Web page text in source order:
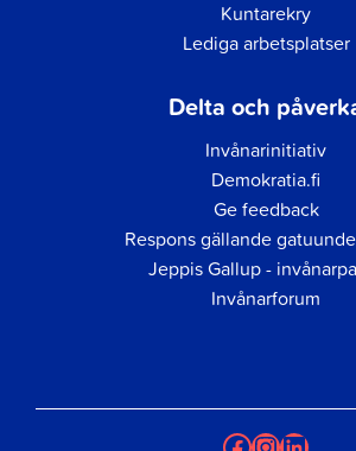
Kuntarekry
Lediga arbetsplatser
Delta och
Invånarinitiativ
Demokratia.fi
Ge feedback
Respons gällande
Jeppis Gallup -
Invånarforum